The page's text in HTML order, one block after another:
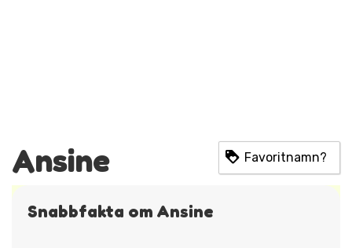
Ansine Favoritnamn?
Snabbfakta om Ansine